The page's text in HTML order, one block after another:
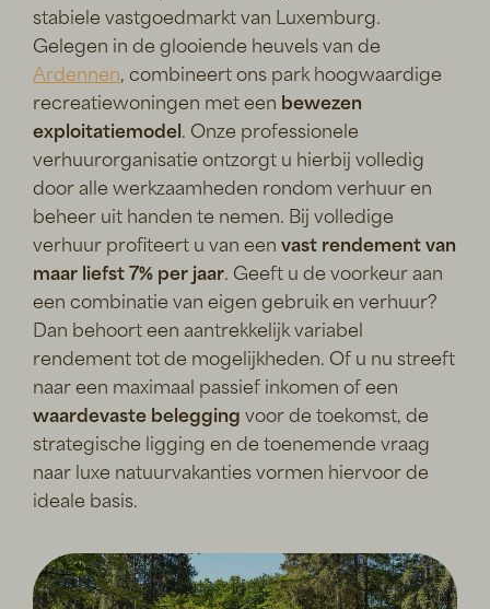
stabiele vastgoedmarkt van Luxemburg.
Gelegen in de glooiende heuvels van de
Ardennen, combineert ons park hoogwaardige
recreatiewoningen met een bewezen
exploitatiemodel . Onze professionele
verhuurorganisatie ontzorgt u hierbij volledig
door alle werkzaamheden rondom verhuur en
beheer uit handen te nemen. Bij volledige
verhuur profiteert u van eenvast rendement van
maar liefst 7% per jaar. Geeft u de voorkeur aan
een combinatie van eigen gebruik en verhuur?
Dan behoort een aantrekkelijk variabel
rendement tot de mogelijkheden. Of u nu streeft
naar een maximaal passief inkomen of een
waardevaste beleggingvoor de toekomst, de
strategische ligging en de toenemende vraag
naar luxe natuurvakanties vormen hiervoor de
ideale basis.